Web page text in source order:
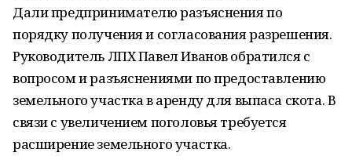
Дали предпринимателю разъяснения по
порядку получения и согласования разрешения.
Руководитель ЛПХ Павел Иванов обратился с
вопросом и разъяснениями по предоставлению
земельного участка в аренду для выпаса скота. В
связи с увеличением поголовья требуется
расширение земельного участка.